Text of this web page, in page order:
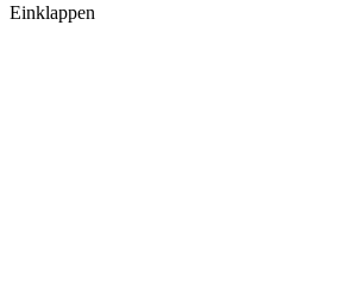
Einklappen